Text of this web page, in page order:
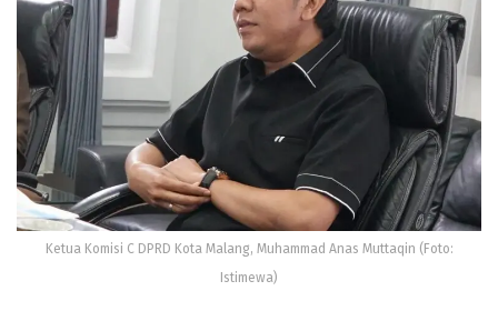
Ketua Komisi C DPRD Kota Malang, Muhammad Anas Muttaqin (Foto:
Istimewa)